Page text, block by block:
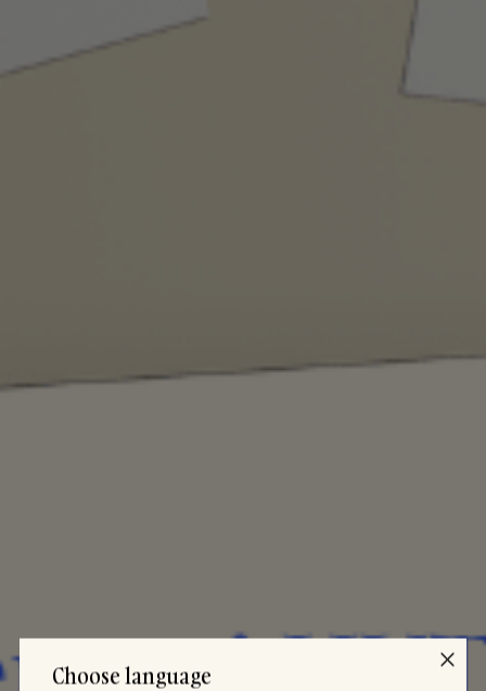
Choose language